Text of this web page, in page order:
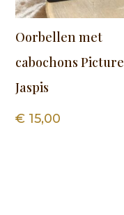
Oorbellen met
cabochons Picture
Jaspis
€ 15,00